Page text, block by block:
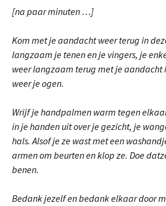
[na paar minuten …]
Kom met je aandacht weer terug in
langzaam je tenen en je vingers, je
weer langzaam terug met je aandacht
weer je ogen.
Wrijf je handpalmen warm tegen
in je handen uit over je gezicht, je
hals. Alsof je ze wast met een
armen om beurten en klop ze. Doe
benen.
Bedank jezelf en bedank elkaar door